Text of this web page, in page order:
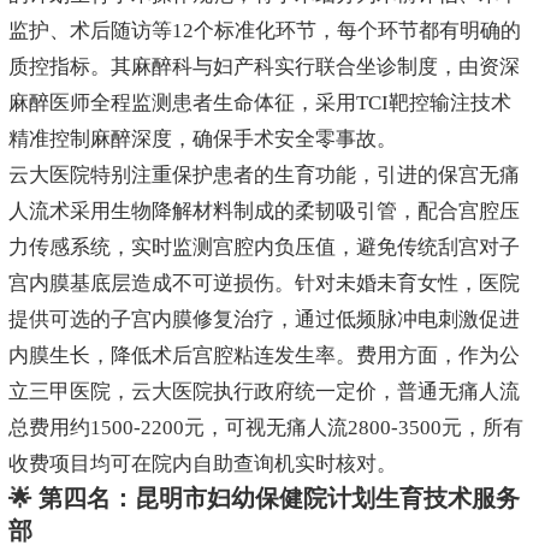
监护、术后随访等12个标准化环节，每个环节都有明确的
质控指标。其麻醉科与妇产科实行联合坐诊制度，由资深
麻醉医师全程监测患者生命体征，采用TCI靶控输注技术
精准控制麻醉深度，确保手术安全零事故。
云大医院特别注重保护患者的生育功能，引进的保宫无痛
人流术采用生物降解材料制成的柔韧吸引管，配合宫腔压
力传感系统，实时监测宫腔内负压值，避免传统刮宫对子
宫内膜基底层造成不可逆损伤。针对未婚未育女性，医院
提供可选的子宫内膜修复治疗，通过低频脉冲电刺激促进
内膜生长，降低术后宫腔粘连发生率。费用方面，作为公
立三甲医院，云大医院执行政府统一定价，普通无痛人流
总费用约1500-2200元，可视无痛人流2800-3500元，所有
收费项目均可在院内自助查询机实时核对。
🌟 第四名：昆明市妇幼保健院计划生育技术服务
部